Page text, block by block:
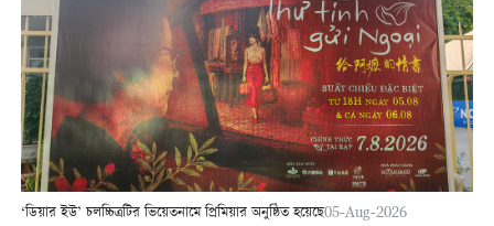
‘ডিয়ার ইউ’ চলচ্চিত্রটির ভিয়েতনামে প্রিমিয়ার অনুষ্ঠিত হয়েছে05-Aug-2026